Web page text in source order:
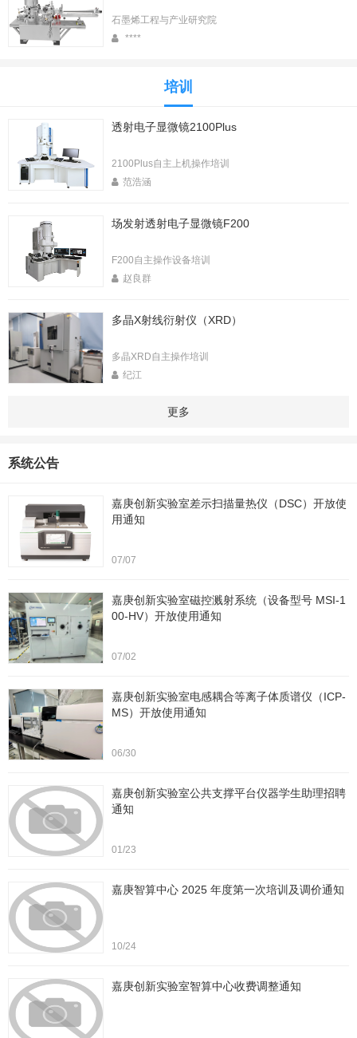
石墨烯工程与产业研究院
****
培训
透射电子显微镜2100Plus
2100Plus自主上机操作培训
范浩涵
场发射透射电子显微镜F200
F200自主操作设备培训
赵良群
多晶X射线衍射仪（XRD）
多晶XRD自主操作培训
纪江
更多
系统公告
嘉庚创新实验室差示扫描量热仪（DSC）开放使
用通知
07/07
嘉庚创新实验室磁控溅射系统（设备型号 MSI-1
00-HV）开放使用通知
07/02
嘉庚创新实验室电感耦合等离子体质谱仪（ICP-
MS）开放使用通知
06/30
嘉庚创新实验室公共支撑平台仪器学生助理招聘
通知
01/23
嘉庚智算中心 2025 年度第一次培训及调价通知
10/24
嘉庚创新实验室智算中心收费调整通知